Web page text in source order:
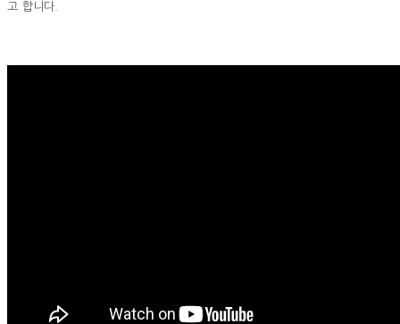
고 합니다.